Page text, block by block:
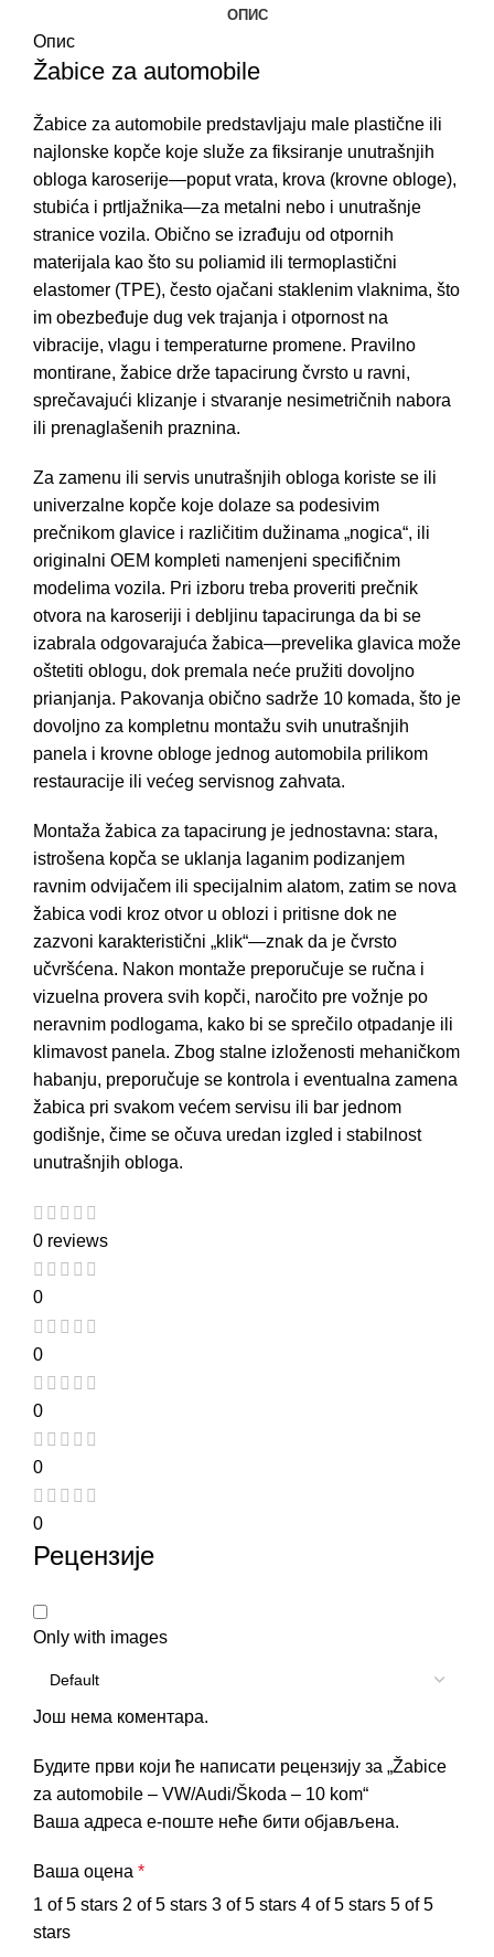
ОПИС
Опис
Žabice za automobile
Žabice za automobile predstavljaju male plastične ili
najlonske kopče koje služe za fiksiranje unutrašnjih
obloga karoserije—poput vrata, krova (krovne obloge),
stubića i prtljažnika—za metalni nebo i unutrašnje
stranice vozila. Obično se izrađuju od otpornih
materijala kao što su poliamid ili termoplastični
elastomer (TPE), često ojačani staklenim vlaknima, što
im obezbeđuje dug vek trajanja i otpornost na
vibracije, vlagu i temperaturne promene. Pravilno
montirane, žabice drže tapacirung čvrsto u ravni,
sprečavajući klizanje i stvaranje nesimetričnih nabora
ili prenaglašenih praznina.
Za zamenu ili servis unutrašnjih obloga koriste se ili
univerzalne kopče koje dolaze sa podesivim
prečnikom glavice i različitim dužinama „nogica“, ili
originalni OEM kompleti namenjeni specifičnim
modelima vozila. Pri izboru treba proveriti prečnik
otvora na karoseriji i debljinu tapacirunga da bi se
izabrala odgovarajuća žabica—prevelika glavica može
oštetiti oblogu, dok premala neće pružiti dovoljno
prianjanja. Pakovanja obično sadrže 10 komada, što je
dovoljno za kompletnu montažu svih unutrašnjih
panela i krovne obloge jednog automobila prilikom
restauracije ili većeg servisnog zahvata.
Montaža žabica za tapacirung je jednostavna: stara,
istrošena kopča se uklanja laganim podizanjem
ravnim odvijačem ili specijalnim alatom, zatim se nova
žabica vodi kroz otvor u oblozi i pritisne dok ne
zazvoni karakteristični „klik“—znak da je čvrsto
učvršćena. Nakon montaže preporučuje se ručna i
vizuelna provera svih kopči, naročito pre vožnje po
neravnim podlogama, kako bi se sprečilo otpadanje ili
klimavost panela. Zbog stalne izloženosti mehaničkom
habanju, preporučuje se kontrola i eventualna zamena
žabica pri svakom većem servisu ili bar jednom
godišnje, čime se očuva uredan izgled i stabilnost
unutrašnjih obloga.
0 reviews
0
0
0
0
0
Рецензије
Only with images
Још нема коментара.
Будите први који ће написати рецензију за „Žabice
za automobile – VW/Audi/Škoda – 10 kom“
Ваша адреса е-поште неће бити објављена.
Ваша оцена *
1 of 5 stars 2 of 5 stars 3 of 5 stars 4 of 5 stars 5 of 5
stars